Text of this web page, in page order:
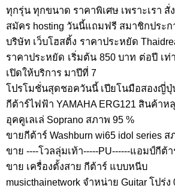
ทุกรุ่น ทุกขนาด ราคาพิเศษ เพราะเรา
สมัคร hosting วันนี้แถมฟรี สมาชิกประ
บริษัท เว็บโฮสติ้ง ราคาประหยัด
ราคาประหยัด เริ่มต้น 850 บาท ต่อปี เ
เปิดให้บริการ มาปีที่ 7
โปรโมชั่นสุดชอควันนี้ เปียโนมือสองญี่ปุ่
กีต้าร์ไฟฟ้า YAMAHA ERG121 สินค้า
อุคคูเลเล่ Soprano สภาพ 95 %
ขายกีต้าร์ Washburn wi65 idol series ส
ขาย ----โวลลุ่มเท้า-----PU------แอมป์กีต้า
ขาย เครื่องตั้งสาย กีต้าร์ แบบหนีบ
musicthainetwork จำหน่าย Guitar โปร่ง